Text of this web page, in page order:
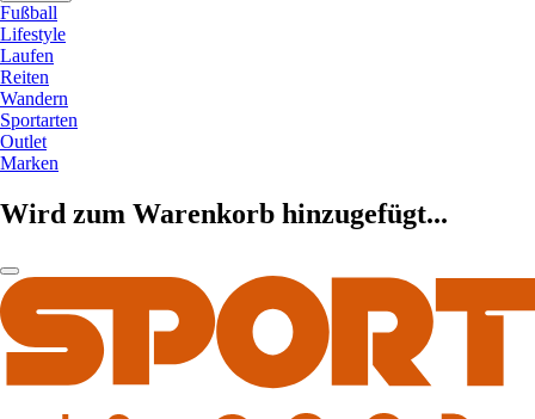
Fußball
Lifestyle
Laufen
Reiten
Wandern
Sportarten
Outlet
Marken
Wird zum Warenkorb hinzugefügt...